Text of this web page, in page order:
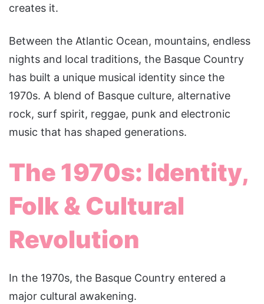
creates it.
Between the Atlantic Ocean, mountains, endless
nights and local traditions, the Basque Country
has built a unique musical identity since the
1970s. A blend of Basque culture, alternative
rock, surf spirit, reggae, punk and electronic
music that has shaped generations.
The 1970s: Identity,
Folk & Cultural
Revolution
In the 1970s, the Basque Country entered a
major cultural awakening.